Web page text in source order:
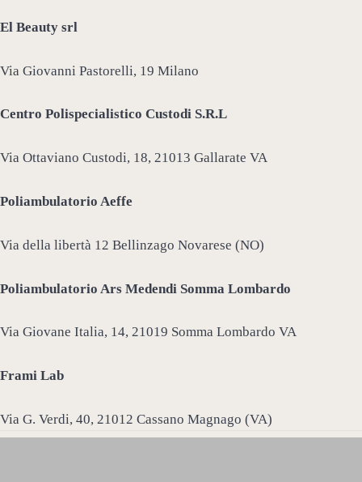
El Beauty srl
Via Giovanni Pastorelli, 19 Milano
Centro Polispecialistico Custodi S.R.L
Via Ottaviano Custodi, 18, 21013 Gallarate VA
Poliambulatorio Aeffe
Via della libertà 12 Bellinzago Novarese (NO)
Poliambulatorio Ars Medendi Somma Lombardo
Via Giovane Italia, 14, 21019 Somma Lombardo VA
Frami Lab
Via G. Verdi, 40, 21012 Cassano Magnago (VA)